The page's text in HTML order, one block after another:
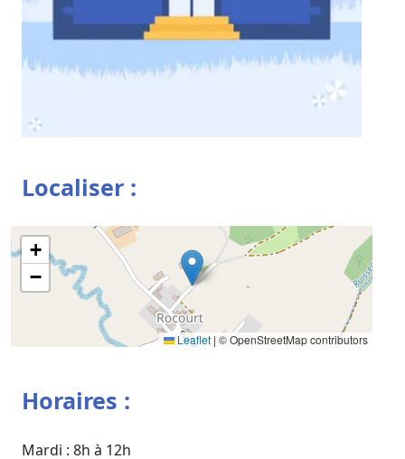
Localiser :
+
−
Leaflet | © OpenStreetMap contributors
Horaires :
Mardi : 8h à 12h